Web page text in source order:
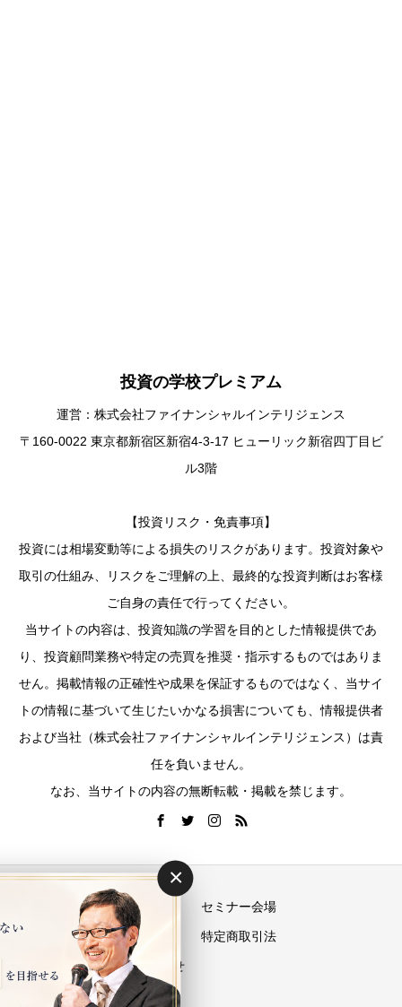
投資の学校プレミアム
運営：株式会社ファイナンシャルインテリジェンス
〒160-0022 東京都新宿区新宿4-3-17 ヒューリック新宿四丁目ビ
ル3階
【投資リスク・免責事項】
投資には相場変動等による損失のリスクがあります。投資対象や
取引の仕組み、リスクをご理解の上、最終的な投資判断はお客様
ご自身の責任で行ってください。
当サイトの内容は、投資知識の学習を目的とした情報提供であ
り、投資顧問業務や特定の売買を推奨・指示するものではありま
せん。掲載情報の正確性や成果を保証するものではなく、当サイ
トの情報に基づいて生じたいかなる損害についても、情報提供者
および当社（株式会社ファイナンシャルインテリジェンス）は責
任を負いません。
なお、当サイトの内容の無断転載・掲載を禁じます。
セミナー会場
プライバシーポリシー 特定商取引法
お問い合わせ
×